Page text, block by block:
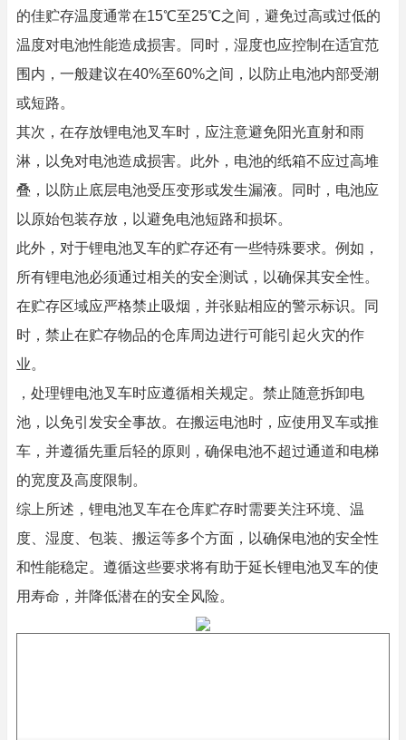
的佳贮存温度通常在15℃至25℃之间，避免过高或过低的
温度对电池性能造成损害。同时，湿度也应控制在适宜范
围内，一般建议在40%至60%之间，以防止电池内部受潮
或短路。
其次，在存放锂电池叉车时，应注意避免阳光直射和雨
淋，以免对电池造成损害。此外，电池的纸箱不应过高堆
叠，以防止底层电池受压变形或发生漏液。同时，电池应
以原始包装存放，以避免电池短路和损坏。
此外，对于锂电池叉车的贮存还有一些特殊要求。例如，
所有锂电池必须通过相关的安全测试，以确保其安全性。
在贮存区域应严格禁止吸烟，并张贴相应的警示标识。同
时，禁止在贮存物品的仓库周边进行可能引起火灾的作
业。
，处理锂电池叉车时应遵循相关规定。禁止随意拆卸电
池，以免引发安全事故。在搬运电池时，应使用叉车或推
车，并遵循先重后轻的原则，确保电池不超过通道和电梯
的宽度及高度限制。
综上所述，锂电池叉车在仓库贮存时需要关注环境、温
度、湿度、包装、搬运等多个方面，以确保电池的安全性
和性能稳定。遵循这些要求将有助于延长锂电池叉车的使
用寿命，并降低潜在的安全风险。